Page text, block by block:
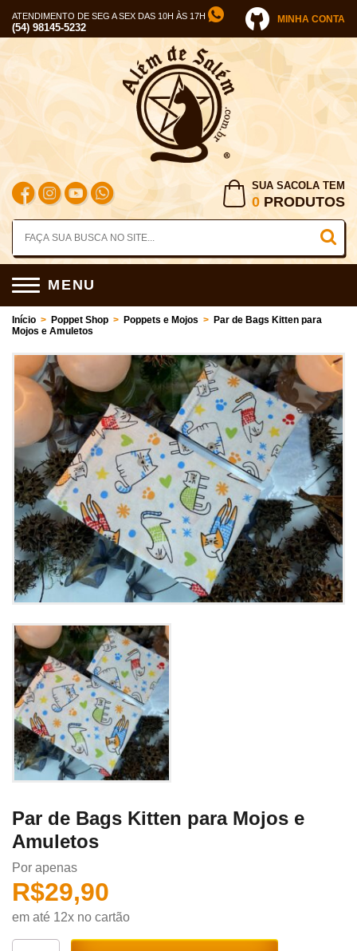
ATENDIMENTO DE SEG A SEX DAS 10H ÀS 17H
(54) 98145-5232
MINHA CONTA
SUA SACOLA TEM
0 PRODUTOS
MENU
Início > Poppet Shop > Poppets e Mojos > Par de Bags Kitten para
Mojos e Amuletos
Par de Bags Kitten para Mojos e
Amuletos
Por apenas
R$29,90
em até 12x no cartão